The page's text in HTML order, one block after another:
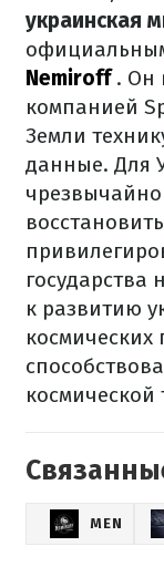
украинская
Nemiroff . Он
компанией
Земли
данные. Для
государства
к развитию
космических
космической
MEN